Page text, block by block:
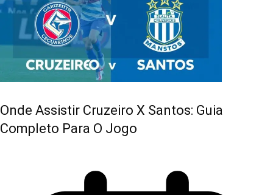
Onde Assistir Cruzeiro X Santos: Guia
Completo Para O Jogo